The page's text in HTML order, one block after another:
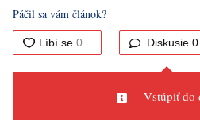
Páčil sa vám článok?
Diskusie 0
Vstúpiť do